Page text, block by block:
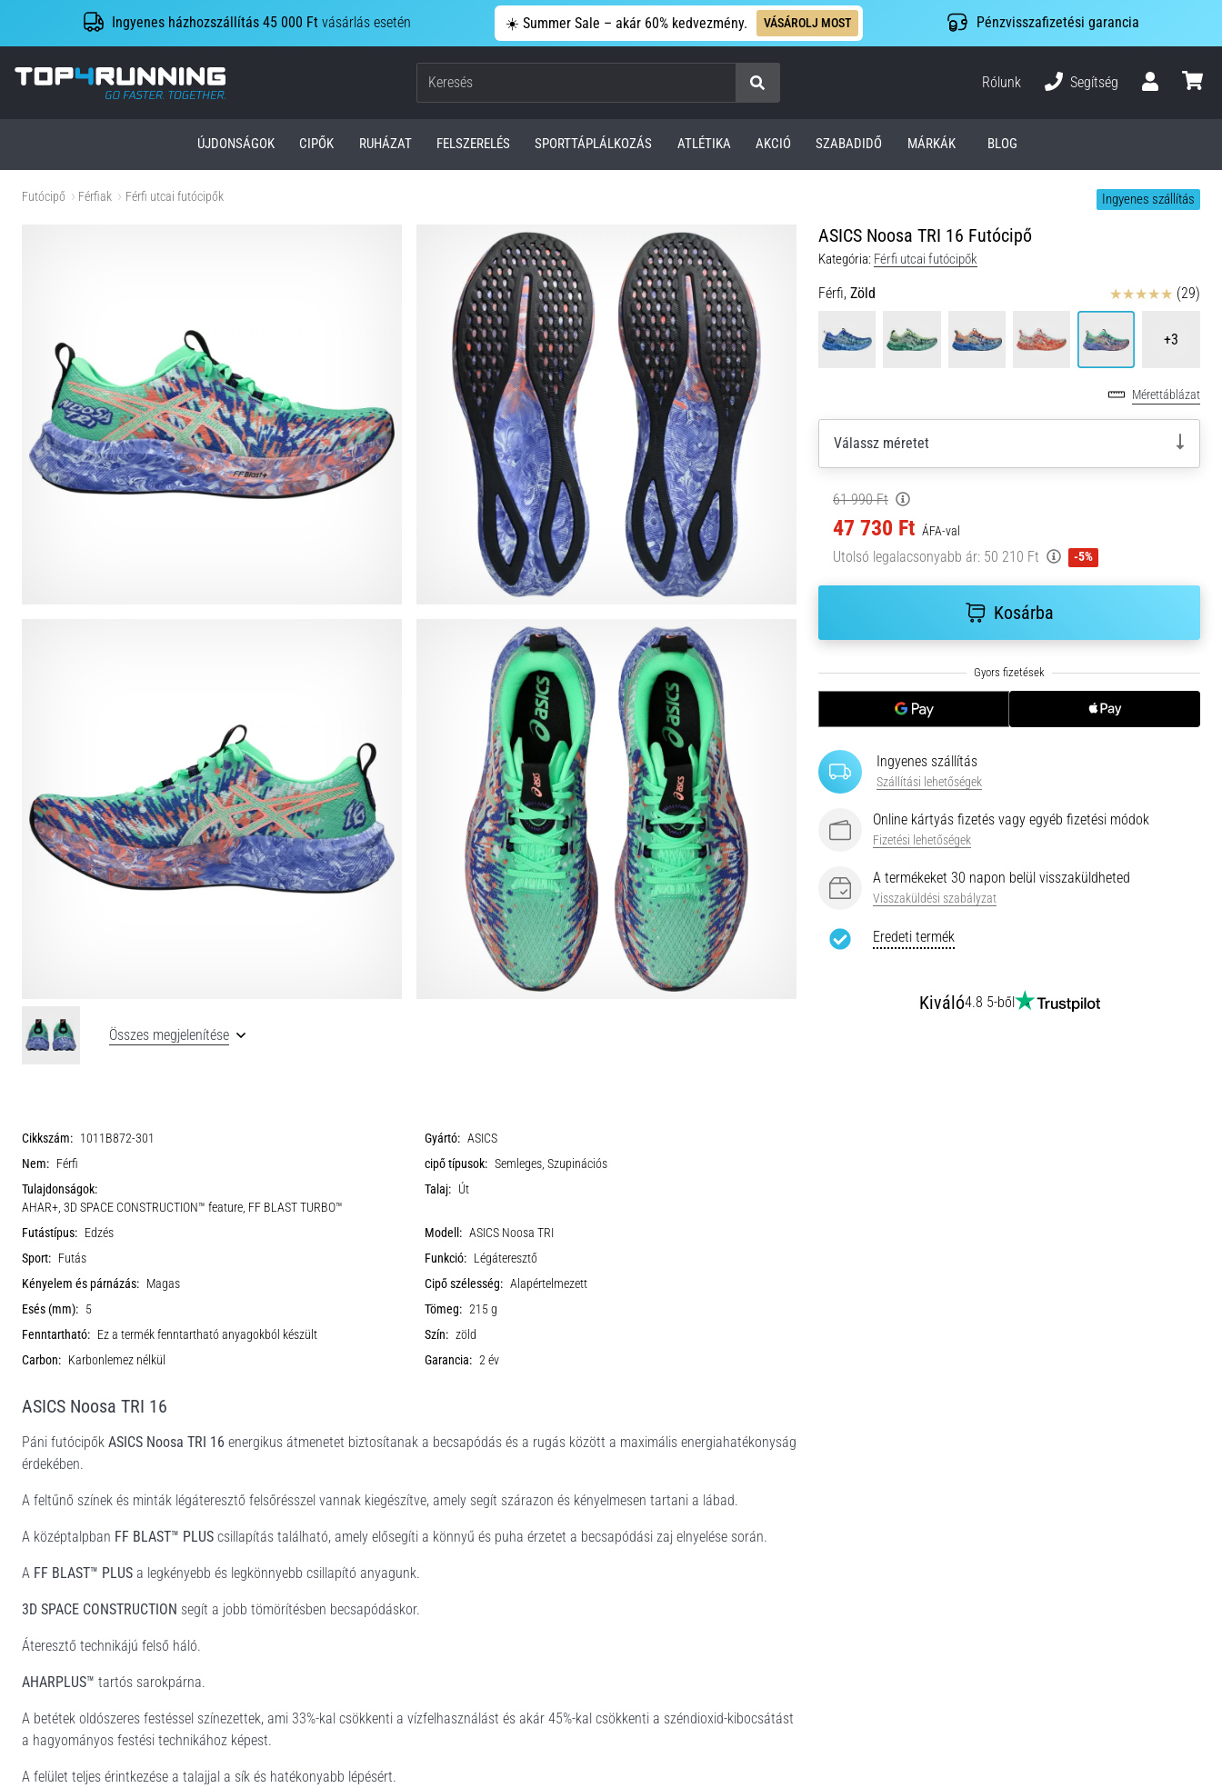
Ingyenes házhozszállítás 45 000 Ft vásárlás esetén ☀️ Summer Sale – akár 60% kedvezmény. VÁSÁROLJ MOST Pénzvisszafizetési garancia
Top4Running.hu
Keresés
Rólunk
Segítség
ÚJDONSÁGOK CIPŐK RUHÁZAT FELSZERELÉS SPORTTÁPLÁLKOZÁS ATLÉTIKA AKCIÓ SZABADIDŐ MÁRKÁK BLOG
Futócipő Férfiak Férfi utcai futócipők Ingyenes szállítás
ASICS Noosa TRI 16 Futócipő
Kategória: Férfi utcai futócipők
Férfi, Zöld Értékelés (29)
+3
Mérettáblázat
Válassz méretet
61 990 Ft
47 730 Ft ÁFA-val
Utolsó legalacsonyabb ár: 50 210 Ft -5%
Kosárba
Ingyenes szállítás
Szállítási lehetőségek
Online kártyás fizetés vagy egyéb fizetési módok
Fizetési lehetőségek
A termékeket 30 napon belül visszaküldheted
Visszaküldési szabályzat
Eredeti termék
Kiváló4.8 5-ből
Összes megjelenítése
Cikkszám: 1011B872-301 Gyártó: ASICS
Nem: Férfi cipő típusok: Semleges, Szupinációs
Tulajdonságok:
AHAR+, 3D SPACE CONSTRUCTION™ feature, FF BLAST TURBO™
Talaj: Út
Futástípus: Edzés Modell: ASICS Noosa TRI
Sport: Futás Funkció: Légáteresztő
Kényelem és párnázás: Magas Cipő szélesség: Alapértelmezett
Esés (mm): 5 Tömeg: 215 g
Fenntartható: Ez a termék fenntartható anyagokból készült Szín: zöld
Carbon: Karbonlemez nélkül Garancia: 2 év
ASICS Noosa TRI 16
Páni futócipők ASICS Noosa TRI 16 energikus átmenetet biztosítanak a becsapódás és a rugás között a maximális energiahatékonyság
érdekében.
A feltűnő színek és minták légáteresztő felsőrésszel vannak kiegészítve, amely segít szárazon és kényelmesen tartani a lábad.
A középtalpban FF BLAST™ PLUS csillapítás található, amely elősegíti a könnyű és puha érzetet a becsapódási zaj elnyelése során.
A FF BLAST™ PLUS a legkényebb és legkönnyebb csillapító anyagunk.
3D SPACE CONSTRUCTION segít a jobb tömörítésben becsapódáskor.
Áteresztő technikájú felső háló.
AHARPLUS™ tartós sarokpárna.
A betétek oldószeres festéssel színezettek, ami 33%-kal csökkenti a vízfelhasználást és akár 45%-kal csökkenti a széndioxid-kibocsátást
a hagyományos festési technikához képest.
A felület teljes érintkezése a talajjal a sík és hatékonyabb lépésért.